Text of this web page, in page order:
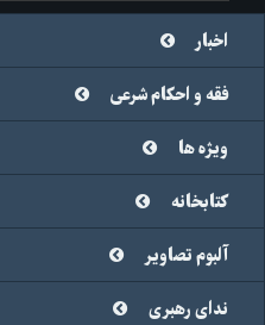
اخبار
فقه و احکام شرعی
ویژه ها
کتابخانه
آلبوم تصاویر
ندای رهبری